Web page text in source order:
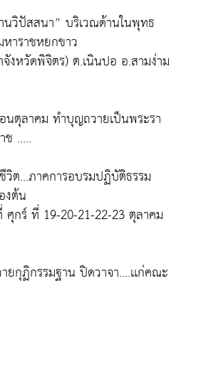
วิปัสสนา” บริเวณด้านในพุทธ
าราชหยกขาว
หวัดพิจิตร) ต.เนินปอ อ.สามง่าม
นตุลาคม ทำบุญถวายเป็นพระรา
ช .....
วิต...ภาคการอบรมปฏิบัติธรรม
งต้น
ศุกร์ ที่ 19-20-21-22-23 ตุลาคม
กุฏิกรรมฐาน ปิดวาจา....เเก่คณะ